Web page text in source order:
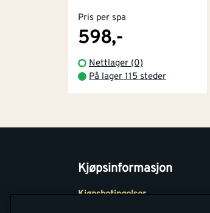
Pris per spa
598,-
Nettlager (0)
På lager 115 steder
Kjøpsinformasjon
Kjøpsbetingelser